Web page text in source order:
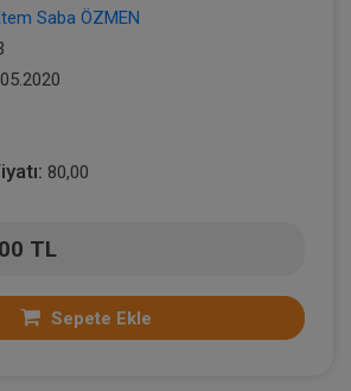
Saba ÖZMEN
80,00
TL
Sepete Ekle